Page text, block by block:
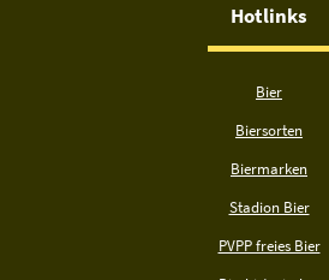
Hotlinks
Bier
Biersorten
Biermarken
Stadion Bier
PVPP freies Bier